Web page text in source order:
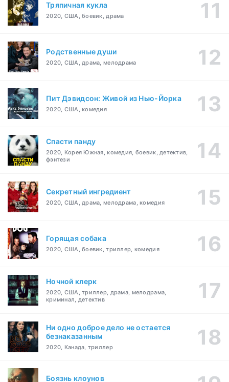
Тряпичная кукла
2020, США, боевик, драма
Родственные души
2020, США, драма, мелодрама
Пит Дэвидсон: Живой из Нью-Йорка
2020, США, комедия
Спасти панду
2020, Корея Южная, комедия, боевик, детектив,
фэнтези
Секретный ингредиент
2020, США, драма, мелодрама, комедия
Горящая собака
2020, США, боевик, триллер, комедия
Ночной клерк
2020, США, триллер, драма, мелодрама,
криминал, детектив
Ни одно доброе дело не остается
безнаказанным
2020, Канада, триллер
Боязнь клоунов